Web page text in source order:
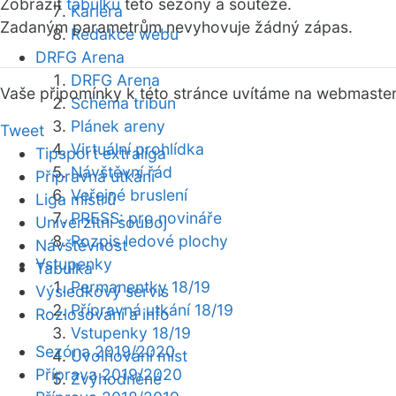
Kariéra
Redakce webu
DRFG Arena
DRFG Arena
Schéma tribun
Plánek areny
Virtuální prohlídka
Návštěvní řád
Veřejné bruslení
PRESS: pro novináře
Rozpis ledové plochy
Vstupenky
Permanentky 18/19
Přípravná utkání 18/19
Vstupenky 18/19
Uvolňování míst
Zvýhodněné
Zobrazit tabulku této sezóny a soutěže.
Zadaným parametrům nevyhovuje žádný zápas.
Vaše připomínky k této stránce uvítáme na webmaster
Tweet
Tipsport extraliga
Přípravná utkání
Liga mistrů
Univerzitní souboj
Návštěvnost
Tabulka
Výsledkový servis
Rozlosování a info
Sezóna 2019/2020
Příprava 2019/2020